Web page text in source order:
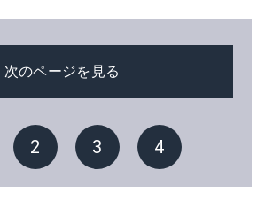
次のページを見る
2 3 4